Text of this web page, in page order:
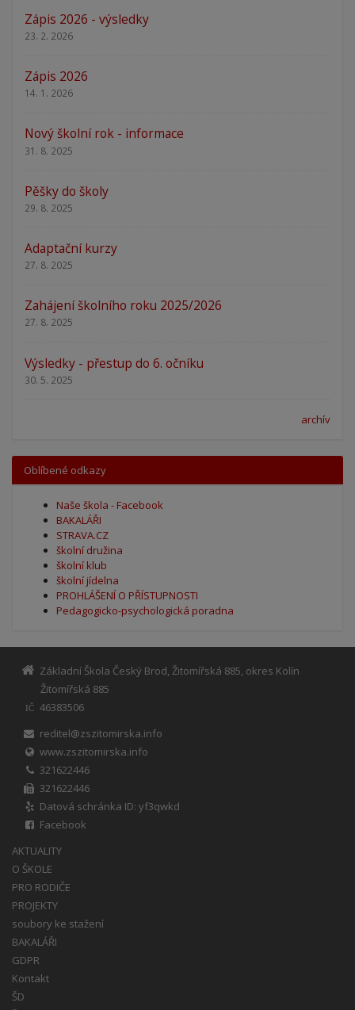
Zápis 2026 - výsledky
23. 2. 2026
Zápis 2026
14. 1. 2026
Nový školní rok - informace
31. 8. 2025
Pěšky do školy
29. 8. 2025
Adaptační kurzy
27. 8. 2025
Zahájení školního roku 2025/2026
27. 8. 2025
Výsledky - přestup do 6. očníku
30. 5. 2025
archív
Oblíbené odkazy
Naše škola - Facebook
BAKALÁŘI
STRAVA.CZ
školní družina
školní klub
školní jídelna
PROHLÁŠENÍ O PŘÍSTUPNOSTI
Pedagogicko-psychologická poradna
Základní Škola Český Brod, Žitomířská 885, okres Kolín
Žitomířská 885
IČ
46383506
reditel@zszitomirska.info
www.zszitomirska.info
321622446
321622446
Datová schránka ID: yf3qwkd
Facebook
AKTUALITY
O ŠKOLE
PRO RODIČE
PROJEKTY
soubory ke stažení
BAKALÁŘI
GDPR
Kontakt
ŠD